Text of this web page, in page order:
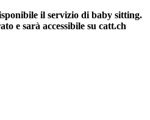
il servizio di baby sitting.
e sarà accessibile su catt.ch